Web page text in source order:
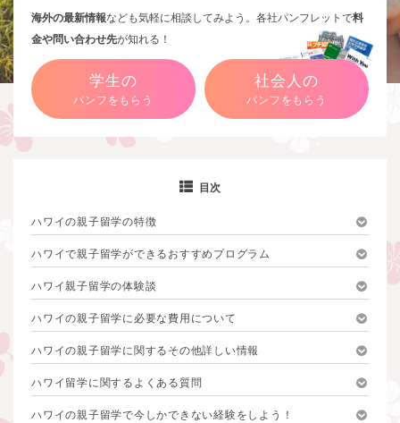
海外の最新情報なども気軽に相談してみよう。各社パンフレットで料
金や問い合わせ先が知れる！
学生の
パンフをもらう
社会人の
パンフをもらう
目次
ハワイの親子留学の特徴
ハワイで親子留学ができるおすすめプログラム
ハワイ親子留学の体験談
ハワイの親子留学に必要な費用について
ハワイの親子留学に関するその他詳しい情報
ハワイ留学に関するよくある質問
ハワイの親子留学で今しかできない経験をしよう！